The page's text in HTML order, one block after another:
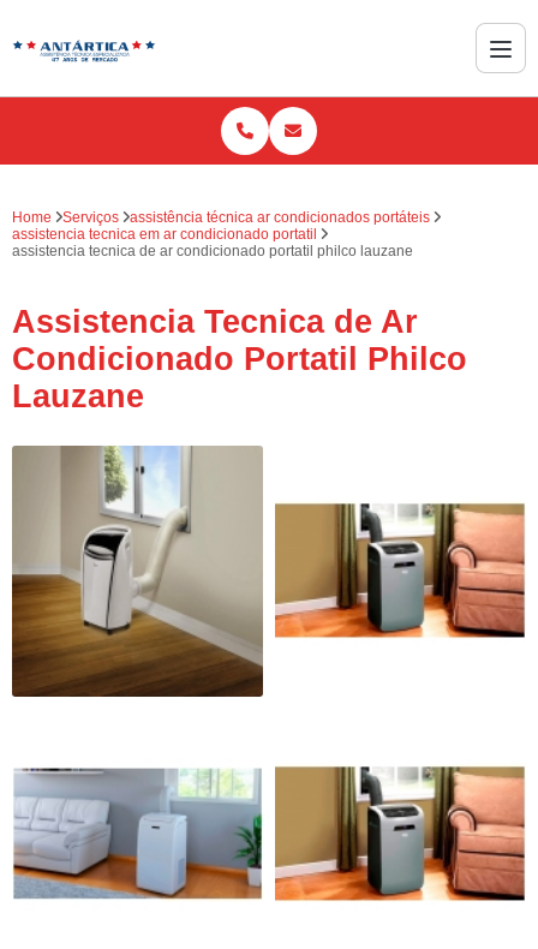
Home Serviços
assistência técnica ar condicionados portáteis
assistencia tecnica em ar condicionado portatil
assistencia tecnica de ar condicionado portatil philco lauzane
Assistencia Tecnica de Ar
Condicionado Portatil Philco
Lauzane